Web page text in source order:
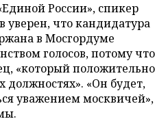
России», спикер
уверен, что кандидатура
в Мосгордуме
голосов, потому что
«который положительно
должностях». «Он будет,
уважением москвичей»,